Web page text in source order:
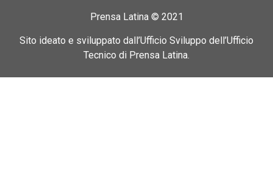
Prensa Latina © 2021
Sito ideato e sviluppato dall’Ufficio Sviluppo dell’Ufficio
Tecnico di Prensa Latina.